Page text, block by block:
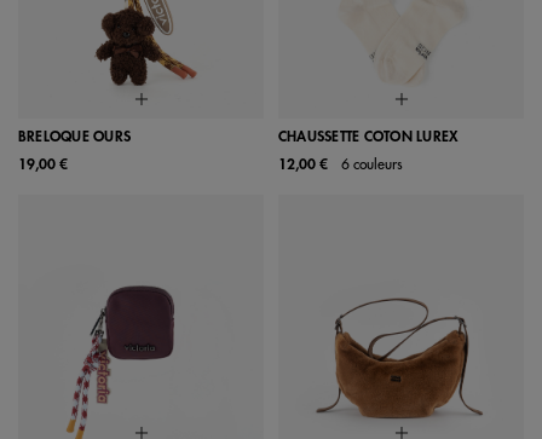
BRELOQUE OURS
19,00 €
CHAUSSETTE COTON LUREX
12,00 €
6 couleurs